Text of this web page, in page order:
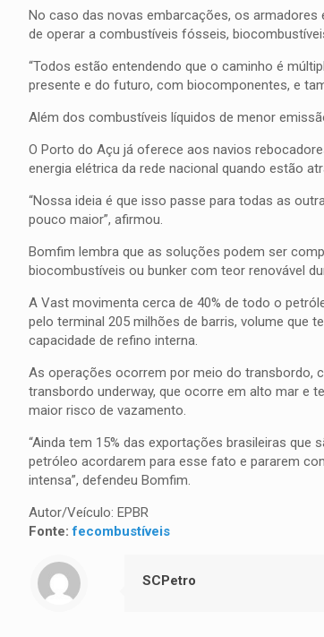
No caso das novas embarcações, os
de operar a combustíveis fósseis,
“Todos estão entendendo que o caminho é
presente e do futuro, com biocomponentes, e
Além dos combustíveis líquidos de menor
O Porto do Açu já oferece aos navios
energia elétrica da rede nacional quando estão
“Nossa ideia é que isso passe para todas as
pouco maior”, afirmou.
Bomfim lembra que as soluções podem ser
biocombustíveis ou bunker com teor renovável
A Vast movimenta cerca de 40% de todo o
pelo terminal 205 milhões de barris, volume que
capacidade de refino interna.
As operações ocorrem por meio do transbordo,
transbordo underway, que ocorre em alto mar e
maior risco de vazamento.
“Ainda tem 15% das exportações brasileiras
petróleo acordarem para esse fato e pararem
intensa”, defendeu Bomfim.
Autor/Veículo: EPBR
Fonte:fecombustíveis
SCPetro